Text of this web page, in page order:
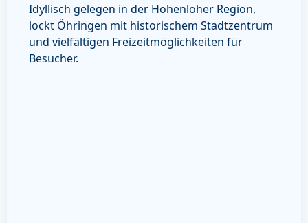
Idyllisch gelegen in der Hohenloher Region,
lockt Öhringen mit historischem Stadtzentrum
und vielfältigen Freizeitmöglichkeiten für
Besucher.